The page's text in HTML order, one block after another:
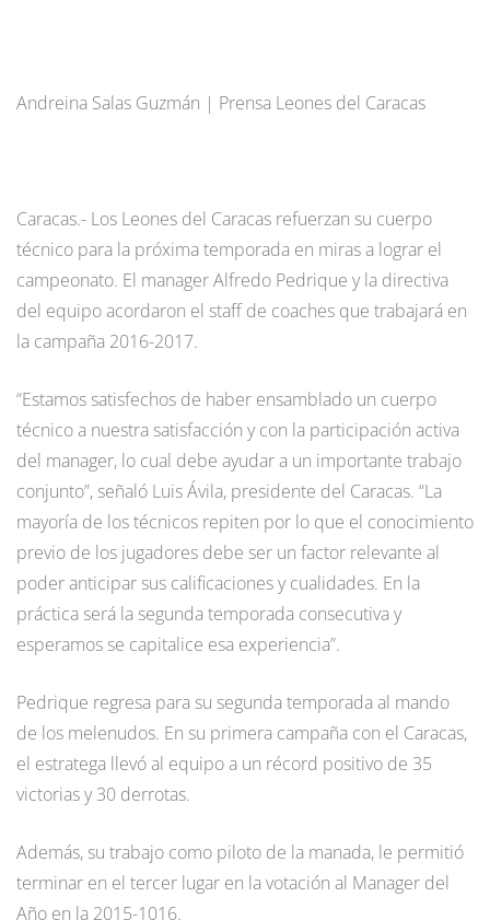
Andreina Salas Guzmán | Prensa Leones del Caracas
Caracas.- Los Leones del Caracas refuerzan su cuerpo
técnico para la próxima temporada en miras a lograr el
campeonato. El manager Alfredo Pedrique y la directiva
del equipo acordaron el staff de coaches que trabajará en
la campaña 2016-2017.
“Estamos satisfechos de haber ensamblado un cuerpo
técnico a nuestra satisfacción y con la participación activa
del manager, lo cual debe ayudar a un importante trabajo
conjunto”, señaló Luis Ávila, presidente del Caracas. “La
mayoría de los técnicos repiten por lo que el conocimiento
previo de los jugadores debe ser un factor relevante al
poder anticipar sus calificaciones y cualidades. En la
práctica será la segunda temporada consecutiva y
esperamos se capitalice esa experiencia”.
Pedrique regresa para su segunda temporada al mando
de los melenudos. En su primera campaña con el Caracas,
el estratega llevó al equipo a un récord positivo de 35
victorias y 30 derrotas.
Además, su trabajo como piloto de la manada, le permitió
terminar en el tercer lugar en la votación al Manager del
Año en la 2015-1016.